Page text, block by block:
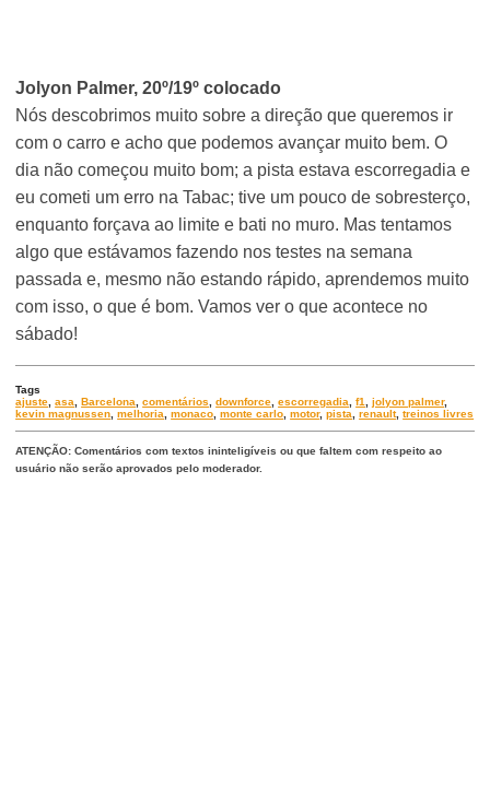
Jolyon Palmer, 20º/19º colocado
Nós descobrimos muito sobre a direção que queremos ir
com o carro e acho que podemos avançar muito bem. O
dia não começou muito bom; a pista estava escorregadia e
eu cometi um erro na Tabac; tive um pouco de sobresterço,
enquanto forçava ao limite e bati no muro. Mas tentamos
algo que estávamos fazendo nos testes na semana
passada e, mesmo não estando rápido, aprendemos muito
com isso, o que é bom. Vamos ver o que acontece no
sábado!
Tags
ajuste ,asa ,Barcelona ,comentários ,downforce ,escorregadia ,f1 ,jolyon palmer,
kevin magnussen ,melhoria ,monaco ,monte carlo ,motor,pista ,renault,treinos livres
ATENÇÃO: Comentários com textos ininteligíveis ou que faltem com respeito ao
usuário não serão aprovados pelo moderador.